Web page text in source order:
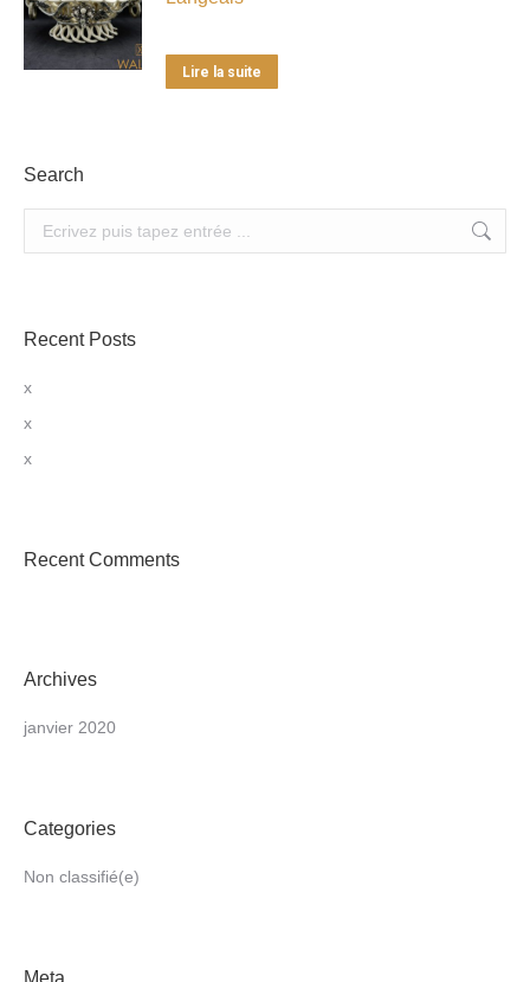
Lire la suite
Search
Recherche:
Recent Posts
x
x
x
Recent Comments
Archives
janvier 2020
Categories
Non classifié(e)